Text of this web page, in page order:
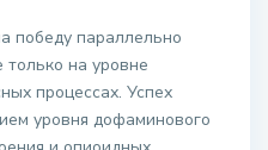
победу параллельно
на уровне
процессах. Успех
уровня дофаминового